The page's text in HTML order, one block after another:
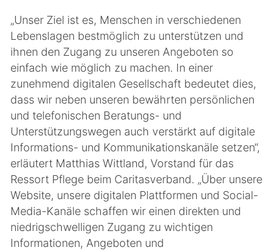
„Unser Ziel ist es, Menschen in verschiedenen
Lebenslagen bestmöglich zu unterstützen und
ihnen den Zugang zu unseren Angeboten so
einfach wie möglich zu machen. In einer
zunehmend digitalen Gesellschaft bedeutet dies,
dass wir neben unseren bewährten persönlichen
und telefonischen Beratungs- und
Unterstützungswegen auch verstärkt auf digitale
Informations- und Kommunikationskanäle setzen“,
erläutert Matthias Wittland, Vorstand für das
Ressort Pflege beim Caritasverband. „Über unsere
Website, unsere digitalen Plattformen und Social-
Media-Kanäle schaffen wir einen direkten und
niedrigschwelligen Zugang zu wichtigen
Informationen, Angeboten und